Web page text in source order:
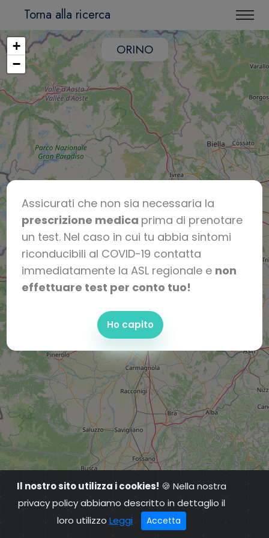
Assicurati che non sia necessaria la
prescrizione medica prima di prenotare
un test. Nel caso in cui tu abbia sintomi
riconducibili al COVID-19 contatta
immediatamente la ASL regionale e non
effettuare test per conto tuo!
Ho capito
Torna alla ricerca
ORINO
+
−
Il nostro sito utilizza i cookies! 🍪 Nella nostra
privacy policy abbiamo descritto in dettaglio il
loro utilizzo Leggi Accetta